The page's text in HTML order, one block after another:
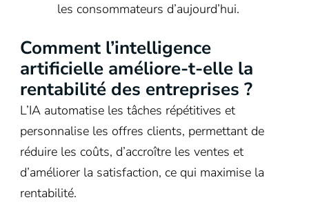
les consommateurs d’aujourd’hui.
Comment l’intelligence
artificielle améliore-t-elle la
rentabilité des entreprises ?
L’IA automatise les tâches répétitives et
personnalise les offres clients, permettant de
réduire les coûts, d’accroître les ventes et
d’améliorer la satisfaction, ce qui maximise la
rentabilité.